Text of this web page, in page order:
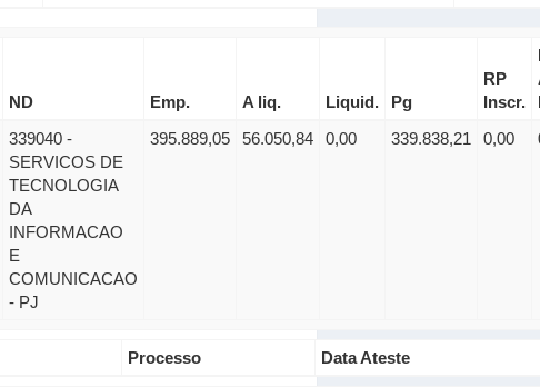
ND Emp. A liq. Liquid. Pg
RP
Inscr.
339040 -
SERVICOS DE
TECNOLOGIA
DA
INFORMACAO
E
COMUNICACAO
- PJ
395.889,05 56.050,84 0,00 339.838,21 0,00
Processo Data Ateste